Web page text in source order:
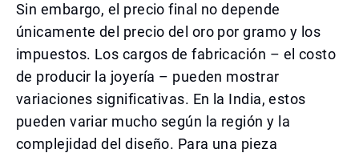
Sin embargo, el precio final no depende
únicamente del precio del oro por gramo y los
impuestos. Los cargos de fabricación – el costo
de producir la joyería – pueden mostrar
variaciones significativas. En la India, estos
pueden variar mucho según la región y la
complejidad del diseño. Para una pieza